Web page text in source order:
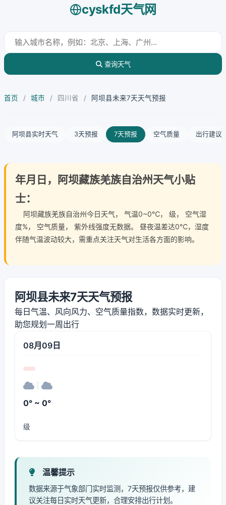
cyskfd天气网
查询天气
首页 / 城市 / 四川省 / 阿坝县未来7天天气预报
阿坝县实时天气 3天预报 7天预报 空气质量 出行建议
年月日，阿坝藏族羌族自治州天气小贴
士：
阿坝藏族羌族自治州今日天气， 气温0~0℃， 级， 空气湿
度%， 空气质量， 紫外线强度无数据。 昼夜温差达0℃，湿度
伴随气温波动较大，需重点关注天气对生活各方面的影响。
阿坝县未来7天天气预报
每日气温、风向风力、空气质量指数，数据实时更新，
助您规划一周出行
08月09日
0° ~ 0°
级
温馨提示
数据来源于气象部门实时监测，7天预报仅供参考，建
议关注每日实时天气更新，合理安排出行计划。